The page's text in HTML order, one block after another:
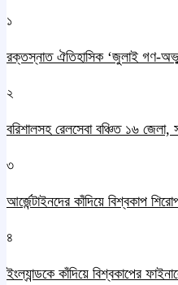
১
রক্তস্নাত ঐতিহাসিক ‌‘জুলাই গণ-
২
বরিশালসহ রেলসেবা বঞ্চিত ১৬
৩
আর্জেন্টাইনদের কাঁদিয়ে বিশ্বকাপ
৪
ইংল্যান্ডকে কাঁদিয়ে বিশ্বকাপের